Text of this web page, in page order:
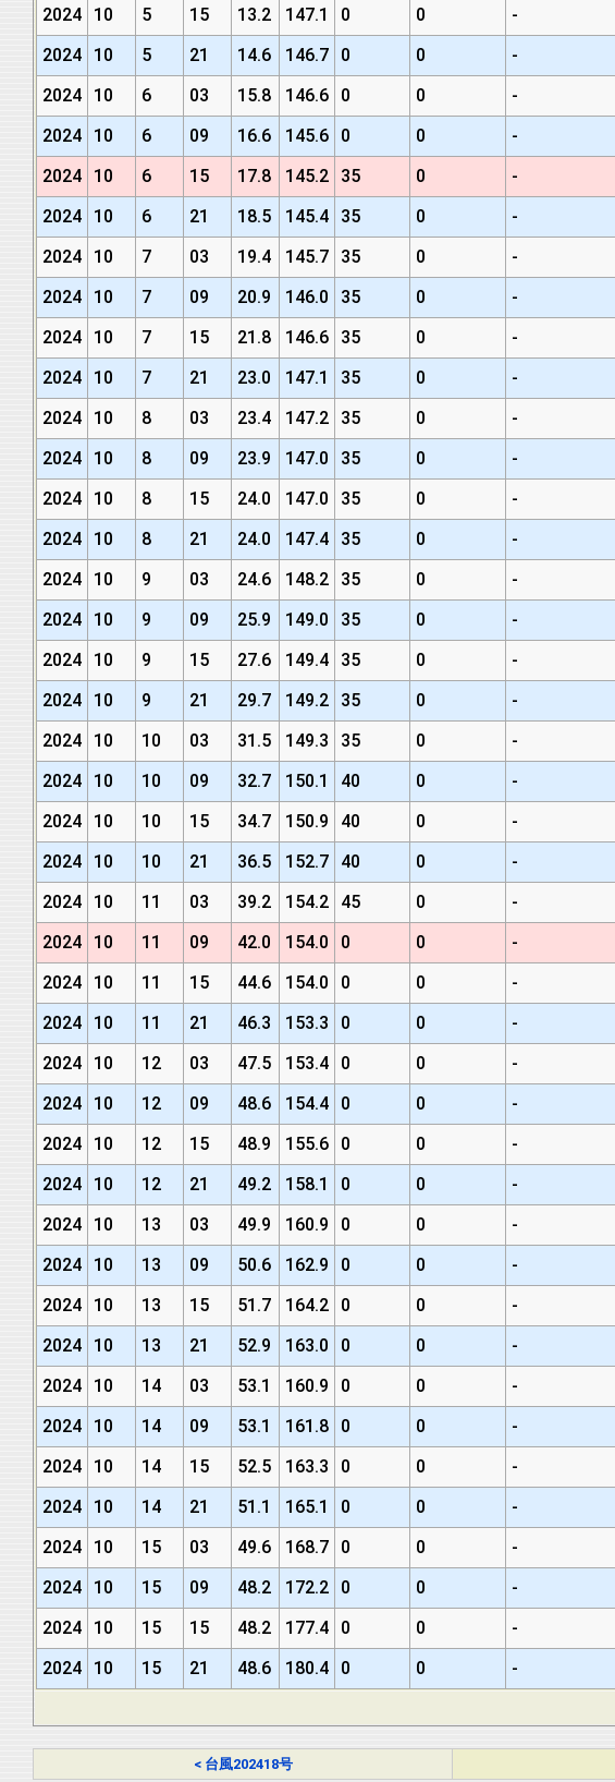
2024
10 5 15 13.2 147.1 0 0 -
2024
10 5 21 14.6 146.7 0 0 -
2024
10 6 03 15.8 146.6 0 0 -
2024
10 6 09 16.6 145.6 0 0 -
2024
10 6 15 17.8 145.2 35 0 -
2024
10 6 21 18.5 145.4 35 0 -
2024
10 7 03 19.4 145.7 35 0 -
2024
10 7 09 20.9 146.0 35 0 -
2024
10 7 15 21.8 146.6 35 0 -
2024
10 7 21 23.0 147.1 35 0 -
2024
10 8 03 23.4 147.2 35 0 -
2024
10 8 09 23.9 147.0 35 0 -
2024
10 8 15 24.0 147.0 35 0 -
2024
10 8 21 24.0 147.4 35 0 -
2024
10 9 03 24.6 148.2 35 0 -
2024
10 9 09 25.9 149.0 35 0 -
2024
10 9 15 27.6 149.4 35 0 -
2024
10 9 21 29.7 149.2 35 0 -
2024
10 10 03 31.5 149.3 35 0 -
2024
10 10 09 32.7 150.1 40 0 -
2024
10 10 15 34.7 150.9 40 0 -
2024
10 10 21 36.5 152.7 40 0 -
2024
10 11 03 39.2 154.2 45 0 -
2024
10 11 09 42.0 154.0 0 0 -
2024
10 11 15 44.6 154.0 0 0 -
2024
10 11 21 46.3 153.3 0 0 -
2024
10 12 03 47.5 153.4 0 0 -
2024
10 12 09 48.6 154.4 0 0 -
2024
10 12 15 48.9 155.6 0 0 -
2024
10 12 21 49.2 158.1 0 0 -
2024
10 13 03 49.9 160.9 0 0 -
2024
10 13 09 50.6 162.9 0 0 -
2024
10 13 15 51.7 164.2 0 0 -
2024
10 13 21 52.9 163.0 0 0 -
2024
10 14 03 53.1 160.9 0 0 -
2024
10 14 09 53.1 161.8 0 0 -
2024
10 14 15 52.5 163.3 0 0 -
2024
10 14 21 51.1 165.1 0 0 -
2024
10 15 03 49.6 168.7 0 0 -
2024
10 15 09 48.2 172.2 0 0 -
2024
10 15 15 48.2 177.4 0 0 -
2024
10 15 21 48.6 180.4 0 0 -
< 台風202418号